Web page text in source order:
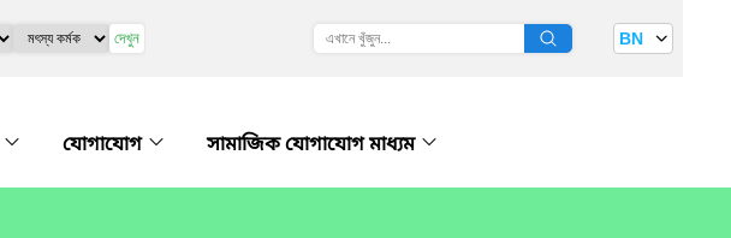
দেখুন BN
যোগাযোগ সামাজিক যোগাযোগ মাধ্যম